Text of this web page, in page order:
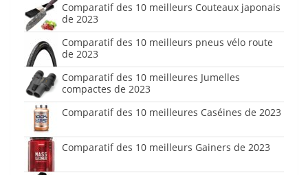
Comparatif des 10 meilleurs Couteaux japonais
de 2023
Comparatif des 10 meilleurs pneus vélo route
de 2023
Comparatif des 10 meilleures Jumelles
compactes de 2023
Comparatif des 10 meilleures Caséines de 2023
Comparatif des 10 meilleurs Gainers de 2023